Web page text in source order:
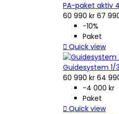
PA-paket aktiv
60 990 kr 67
−10%
Paket
 Quick view
Guidesystem 1/
60 990 kr 64
-4 000 kr
Paket
 Quick view